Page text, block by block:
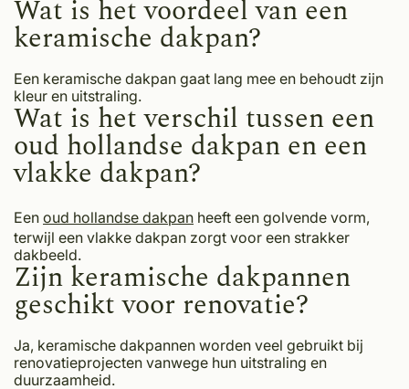
Wat is het voordeel van een
keramische dakpan?
Een keramische dakpan gaat lang mee en behoudt zijn
kleur en uitstraling.
Wat is het verschil tussen een
oud hollandse dakpan en een
vlakke dakpan?
Een oud hollandse dakpan heeft een golvende vorm,
terwijl een vlakke dakpan zorgt voor een strakker
dakbeeld.
Zijn keramische dakpannen
geschikt voor renovatie?
Ja, keramische dakpannen worden veel gebruikt bij
renovatieprojecten vanwege hun uitstraling en
duurzaamheid.